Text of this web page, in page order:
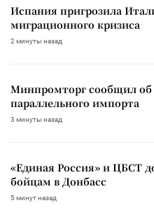
Испания пригрозила
миграционного кризиса
2 минуты назад
Минпромторг сообщил об
параллельного импорта
3 минуты назад
«Единая Россия» и ЦБСТ
бойцам в Донбасс
5 минут назад